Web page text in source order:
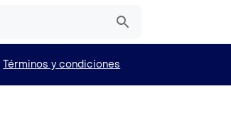
Términos y condiciones